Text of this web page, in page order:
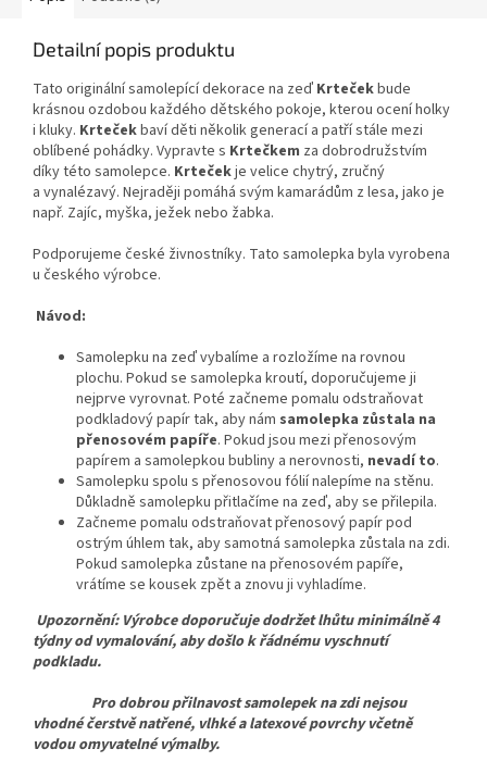
Detailní popis produktu
Tato originální samolepící dekorace na zeď Krtečekbude
krásnou ozdobou každého dětského pokoje, kterou ocení holky
i kluky. Krtečekbaví děti několik generací a patří stále mezi
oblíbené pohádky. Vypravte s Krtečkem za dobrodružstvím
díky této samolepce. Krtečekje velice chytrý, zručný
a vynalézavý. Nejraději pomáhá svým kamarádům z lesa, jako je
např. Zajíc, myška, ježek nebo žabka.
Podporujeme české živnostníky. Tato samolepka byla vyrobena
u českého výrobce.
Návod:
Samolepku na zeď vybalíme a rozložíme na rovnou
plochu. Pokud se samolepka kroutí, doporučujeme ji
nejprve vyrovnat. Poté začneme pomalu odstraňovat
podkladový papír tak, aby nám samolepka zůstala na
přenosovém papíře. Pokud jsou mezi přenosovým
papírem a samolepkou bubliny a nerovnosti, nevadí to.
Samolepku spolu s přenosovou fólií nalepíme na stěnu.
Důkladně samolepku přitlačíme na zeď, aby se přilepila.
Začneme pomalu odstraňovat přenosový papír pod
ostrým úhlem tak, aby samotná samolepka zůstala na zdi.
Pokud samolepka zůstane na přenosovém papíře,
vrátíme se kousek zpět a znovu ji vyhladíme.
Upozornění: Výrobce doporučuje dodržet lhůtu minimálně 4
týdny od vymalování, aby došlo k řádnému vyschnutí
podkladu.
Pro dobrou přilnavost samolepek na zdi nejsou
vhodné čerstvě natřené, vlhké a latexové povrchy včetně
vodou omyvatelné výmalby.